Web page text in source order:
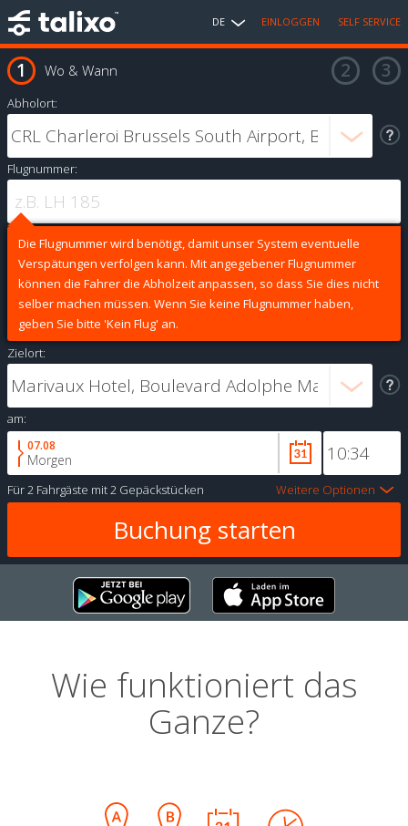
DE EINLOGGEN SELF SERVICE
Wo & Wann
Abholort:
Flugnummer:
Die Flugnummer wird benötigt, damit unser System eventuelle
Verspätungen verfolgen kann. Mit angegebener Flugnummer
können die Fahrer die Abholzeit anpassen, so dass Sie dies nicht
selber machen müssen. Wenn Sie keine Flugnummer haben,
geben Sie bitte 'Kein Flug' an.
Zielort:
am:
07.08
Morgen
Für2 Fahrgäste mit2 Gepäckstücken Weitere Optionen
Wie funktioniert das
Ganze?